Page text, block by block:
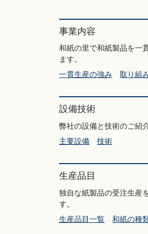
事業内容
和紙の里で和紙製品を一
ます。
一貫生産の強み
取り組
設備技術
弊社の設備と技術のご紹
主要設備
技術
生産品目
独自な紙製品の受注生産
す。
生産品目一覧
和紙の種